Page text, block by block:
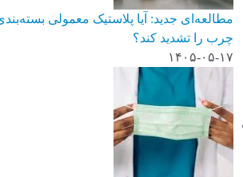
مطالعه‌ای جدید: آیا پلاستیک معمولی
چرب را تشدید کند؟
۱۴۰۵-۰۵-۱۷